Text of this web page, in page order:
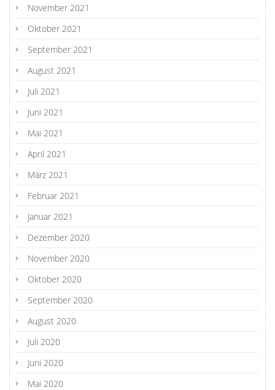
November 2021
Oktober 2021
September 2021
August 2021
Juli 2021
Juni 2021
Mai 2021
April 2021
März 2021
Februar 2021
Januar 2021
Dezember 2020
November 2020
Oktober 2020
September 2020
August 2020
Juli 2020
Juni 2020
Mai 2020